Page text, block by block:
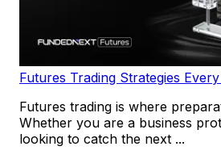
Futures Trading Strategies
Futures trading is where
Whether you are a business
looking to catch the next ...